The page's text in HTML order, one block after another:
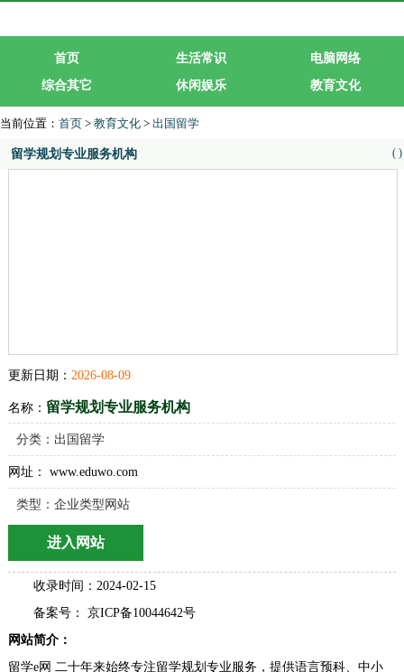
首页 生活常识
电脑网络
综合其它
休闲娱乐
教育文化
当前位置： 首页 > 教育文化 > 出国留学
留学规划专业服务机构 ( )
更新日期： 2026-08-09
名称： 留学规划专业服务机构
分类： 出国留学
网址： www.eduwo.com
类型：企业类型网站
进入网站
收录时间：2024-02-15
备案号： 京ICP备10044642号
网站简介：
留学e网 二十年来始终专注留学规划专业服务，提供语言预科、中小